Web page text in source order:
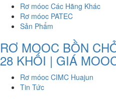
Rơ móoc Các Hãng Khác
Rơ móoc PATEC
Sản Phẩm
RƠ MOOC BỒN
28 KHỐI | GIÁ
Rơ móoc CIMC Huajun
Tin Tức